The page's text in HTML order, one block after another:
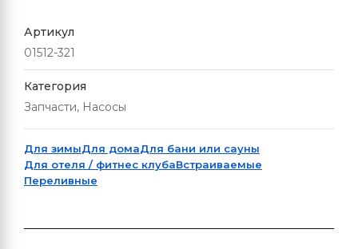
Артикул
01512-321
Категория
Запчасти, Насосы
Для зимыДля домаДля бани или сауны
Для отеля / фитнес клубаВстраиваемые
Переливные